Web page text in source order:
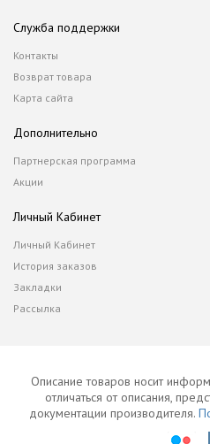
Служба поддержки
Контакты
Возврат товара
Карта сайта
Дополнительно
Партнерская программа
Акции
Личный Кабинет
Личный Кабинет
История заказов
Закладки
Рассылка
Описание товаров носит
отличаться от описания,
документации производителя.